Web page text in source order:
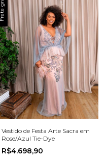
Frete grátis
Vestido de Festa Arte Sacra em
Rose/Azul Tie-Dye
R$4.698,90